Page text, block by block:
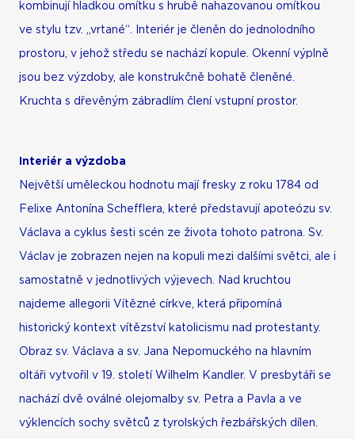
kombinují hladkou omítku s hrubě nahazovanou omítkou
ve stylu tzv. „vrtané“. Interiér je členěn do jednolodního
prostoru, v jehož středu se nachází kopule. Okenní výplně
jsou bez výzdoby, ale konstrukčně bohatě členěné.
Kruchta s dřevěným zábradlím člení vstupní prostor.
Interiér a výzdoba
Největší uměleckou hodnotu mají fresky z roku 1784 od
Felixe Antonína Schefflera, které představují apoteózu sv.
Václava a cyklus šesti scén ze života tohoto patrona. Sv.
Václav je zobrazen nejen na kopuli mezi dalšími světci, ale i
samostatně v jednotlivých výjevech. Nad kruchtou
najdeme allegorii Vítězné církve, která připomíná
historický kontext vítězství katolicismu nad protestanty.
Obraz sv. Václava a sv. Jana Nepomuckého na hlavním
oltáři vytvořil v 19. století Wilhelm Kandler. V presbytáři se
nachází dvě oválné olejomalby sv. Petra a Pavla a ve
výklencích sochy světců z tyrolských řezbářských dílen.